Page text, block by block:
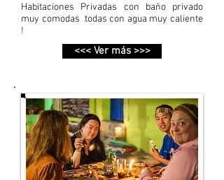
Habitaciones Privadas con baño privado
muy comodas todas con agua muy caliente
!
<<< Ver más >>>